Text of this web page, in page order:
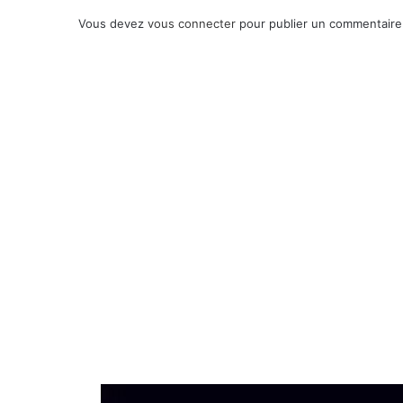
Vous devez vous connecter pour publier un